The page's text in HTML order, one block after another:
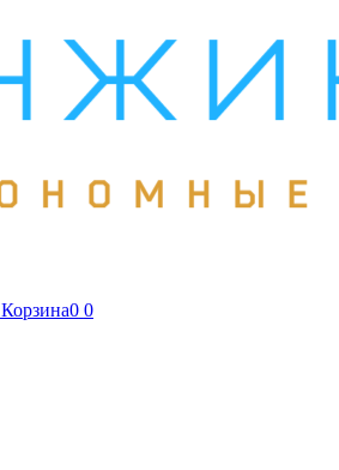
Корзина0 0